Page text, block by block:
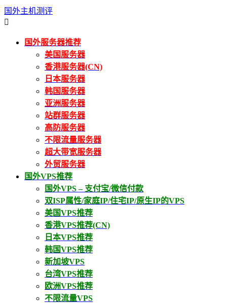
国外主机测评

国外服务器推荐
美国服务器
香港服务器(CN)
日本服务器
韩国服务器
亚洲服务器
站群服务器
高防服务器
不限流量服务器
超大带宽服务器
外贸服务器
国外VPS推荐
国外VPS – 支付宝/微信付款
双ISP属性/家庭IP/住宅IP/原生IP的VPS
美国VPS推荐
香港VPS推荐(CN)
日本VPS推荐
韩国VPS推荐
新加坡VPS
台湾VPS推荐
欧洲VPS推荐
不限流量VPS